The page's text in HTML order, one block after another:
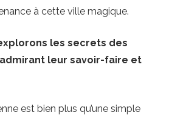
à cette ville magique.
les secrets des
leur savoir-faire et
est bien plus qu’une simple